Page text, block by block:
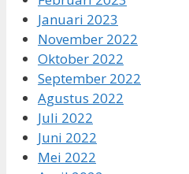
Januari 2023
November 2022
Oktober 2022
September 2022
Agustus 2022
Juli 2022
Juni 2022
Mei 2022